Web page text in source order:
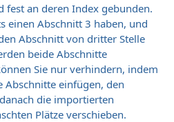
fest an deren Index gebunden.
einen Abschnitt 3 haben, und
Abschnitt von dritter Stelle
beide Abschnitte
Sie nur verhindern, indem
Abschnitte einfügen, den
die importierten
Plätze verschieben.